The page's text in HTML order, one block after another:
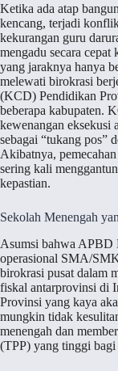
Ketika ada atap
kencang, terjadi
kekurangan guru
mengadu secara
yang jaraknya hanya
melewati birokrasi
(KCD) Pendidikan
beberapa kabupaten.
kewenangan eksekusi
sebagai “tukang pos”
Akibatnya,
sering kali
kepastian.
Sekolah Menengah
Asumsi bahwa APBD
operasional SMA/
birokrasi pusat dalam
fiskal antarprovinsi di
Provinsi yang kaya
mungkin tidak
menengah dan
(TPP) yang tinggi bagi